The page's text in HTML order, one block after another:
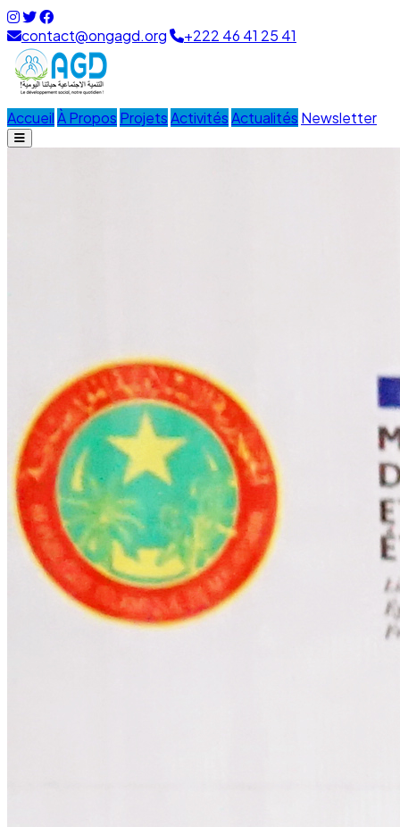
contact@ongagd.org +222 46 41 25 41
AccueilÀ Propos ProjetsActivitésActualités Newsletter